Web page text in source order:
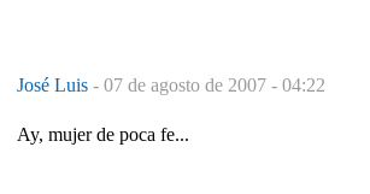
José Luis - 07 de agosto de 2007 - 04:22
Ay, mujer de poca fe...